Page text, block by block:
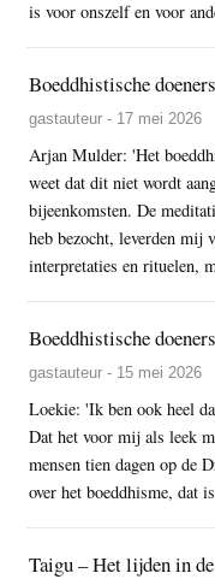
is voor onszelf en voor
Boeddhistische
gastauteur - 17 mei 2026
Arjan Mulder: 'Het
weet dat dit niet wordt
bijeenkomsten. De
heb bezocht, leverden mij
interpretaties en rituelen,
Boeddhistische
gastauteur - 15 mei 2026
Loekie: 'Ik ben ook heel
Dat het voor mij als leek
mensen tien dagen op de
over het boeddhisme, dat
Taigu – Het lijden in